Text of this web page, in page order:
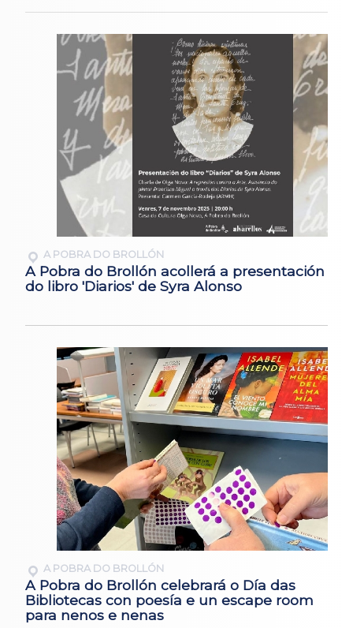
A POBRA DO BROLLÓN
A Pobra do Brollón acollerá a presentación
do libro 'Diarios' de Syra Alonso
A POBRA DO BROLLÓN
A Pobra do Brollón celebrará o Día das
Bibliotecas con poesía e un escape room
para nenos e nenas